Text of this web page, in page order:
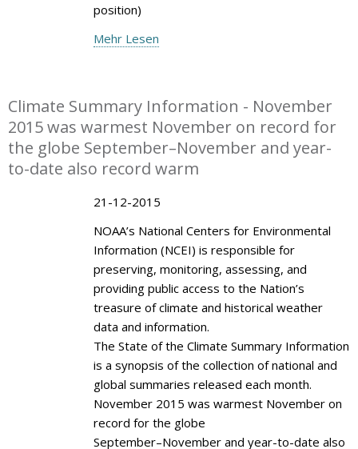
position)
Mehr Lesen
Climate Summary Information - November
2015 was warmest November on record for
the globe September–November and year-
to-date also record warm
21-12-2015
NOAA’s National Centers for Environmental
Information (NCEI) is responsible for
preserving, monitoring, assessing, and
providing public access to the Nation’s
treasure of climate and historical weather
data and information.
The State of the Climate Summary Information
is a synopsis of the collection of national and
global summaries released each month.
November 2015 was warmest November on
record for the globe
September–November and year-to-date also